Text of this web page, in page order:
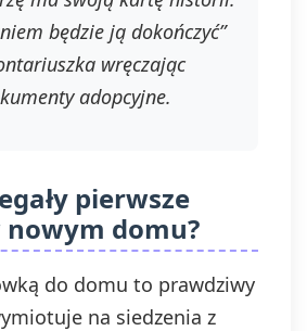
będzie ją dokończyć”
wręczając
adopcyjne.
pierwsze
domu?
do domu to prawdziwy
na siedzenia z